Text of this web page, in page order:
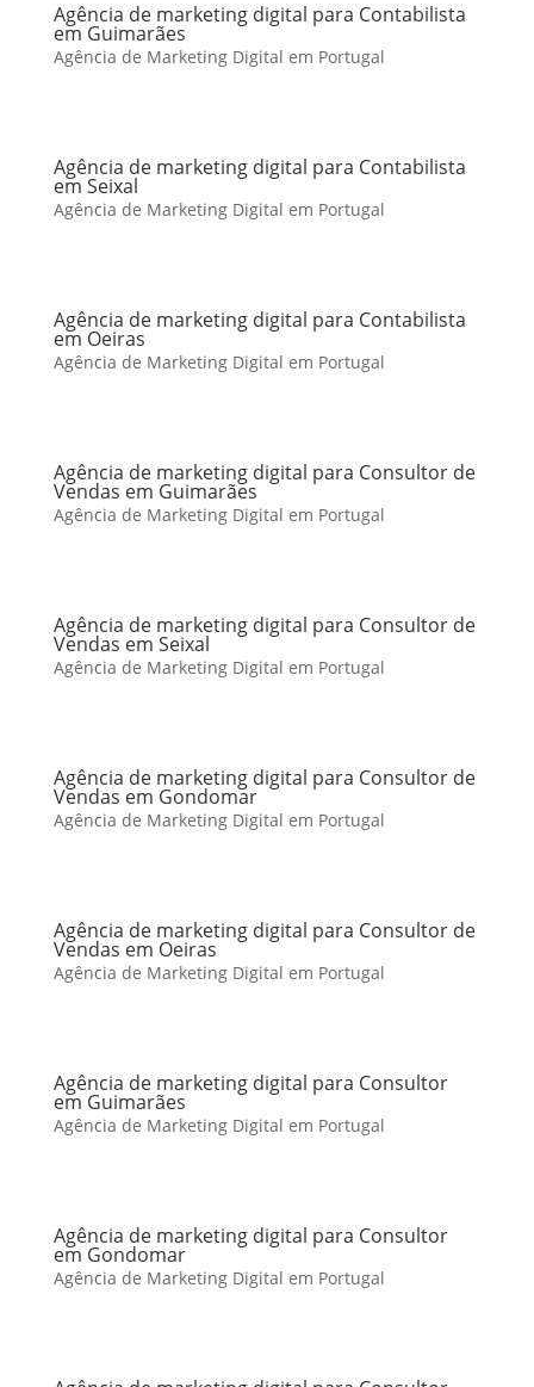
Agência de marketing digital para Contabilista
em Guimarães
Agência de Marketing Digital em Portugal
Agência de marketing digital para Contabilista
em Seixal
Agência de Marketing Digital em Portugal
Agência de marketing digital para Contabilista
em Oeiras
Agência de Marketing Digital em Portugal
Agência de marketing digital para Consultor de
Vendas em Guimarães
Agência de Marketing Digital em Portugal
Agência de marketing digital para Consultor de
Vendas em Seixal
Agência de Marketing Digital em Portugal
Agência de marketing digital para Consultor de
Vendas em Gondomar
Agência de Marketing Digital em Portugal
Agência de marketing digital para Consultor de
Vendas em Oeiras
Agência de Marketing Digital em Portugal
Agência de marketing digital para Consultor
em Guimarães
Agência de Marketing Digital em Portugal
Agência de marketing digital para Consultor
em Gondomar
Agência de Marketing Digital em Portugal